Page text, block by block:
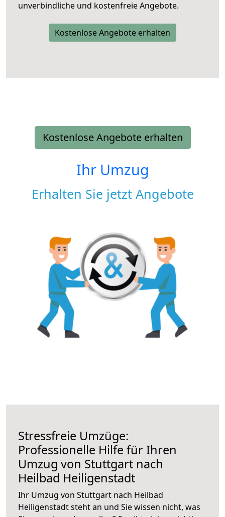
unverbindliche und kostenfreie Angebote.
Kostenlose Angebote erhalten
Kostenlose Angebote erhalten
Ihr Umzug
Erhalten Sie jetzt Angebote
Stressfreie Umzüge:
Professionelle Hilfe für Ihren
Umzug von Stuttgart nach
Heilbad Heiligenstadt
Ihr Umzug von Stuttgart nach Heilbad
Heiligenstadt steht an und Sie wissen nicht, was